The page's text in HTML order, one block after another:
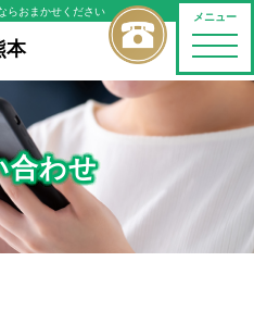
メニュー
toggle
らおまかせください
本
合わせ